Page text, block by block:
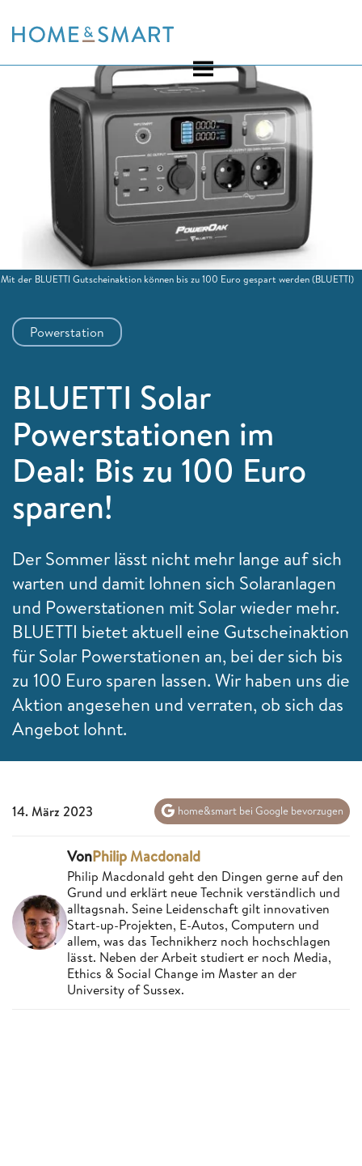
to
Powerstation
BLUETTI Solar
Powerstationen im
Deal: Bis zu 100 Euro
sparen!
Der Sommer lässt nicht mehr lange auf sich
warten und damit lohnen sich Solaranlagen
und Powerstationen mit Solar wieder mehr.
BLUETTI bietet aktuell eine Gutscheinaktion
für Solar Powerstationen an, bei der sich bis
zu 100 Euro sparen lassen. Wir haben uns die
Aktion angesehen und verraten, ob sich das
Angebot lohnt.
Mit der BLUETTI Gutscheinaktion können bis zu 100 Euro gespart werden(BLUETTI)
14. März 2023 home&smart bei Google bevorzugen
VonPhilip Macdonald
Philip Macdonald geht den Dingen gerne auf den
Grund und erklärt neue Technik verständlich und
alltagsnah. Seine Leidenschaft gilt innovativen
Start-up-Projekten, E-Autos, Computern und
allem, was das Technikherz noch hochschlagen
lässt. Neben der Arbeit studiert er noch Media,
Ethics & Social Change im Master an der
University of Sussex.